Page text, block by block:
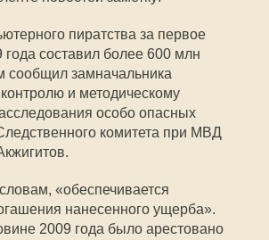
пиратства за первое
года составил более 600 млн
сообщил замначальника
и методическому
особо опасных
комитета при МВД
«обеспечивается
нанесенного ущерба».
2009 года было арестовано